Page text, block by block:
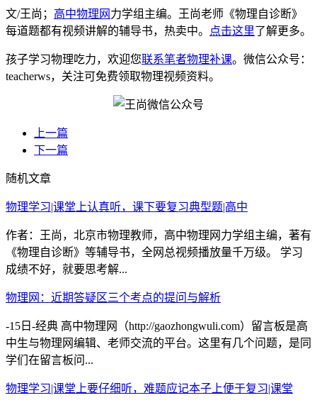
文/王尚； 高中物理网 力学组主编。王尚老师《物理自诊断》
每道题都有视频讲解的辅导书，热卖中。
点击这里了解更多。
孩子学习物理吃力，欢迎您联系笔者物理补课。微信公众号：
teacherws，关注可免费领取物理视频资料。
上一篇
下一篇
随机文章
物理学习|课堂上认真听，课下要复习典型题|高中
作者：王尚，北京市物理教师，高中物理网力学组主编，著有
《物理自诊断》等辅导书，全网总视频播放量千万级。 学习
成绩不好，就要思考解...
物理网：近期答疑区三个考点的提问与解析
-15日-经典 高中物理网（http://gaozhongwuli.com）留言板是高
中生与物理网编辑、老师交流的平台。这里有几个问题，是同
学们在留言板问...
物理学习|课堂上要仔细听，难题应记本子上便于复习|课堂